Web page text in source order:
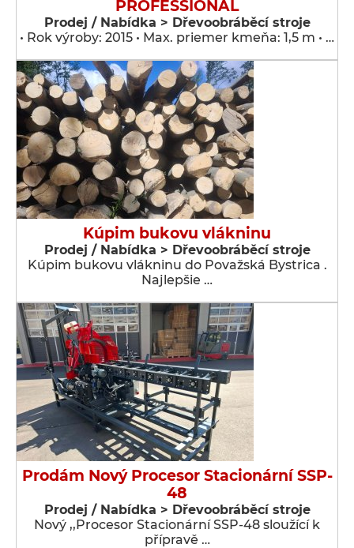
PROFESSIONAL
Prodej / Nabídka > Dřevoobráběcí stroje
• Rok výroby: 2015 • Max. priemer kmeňa: 1,5 m • …
Kúpim bukovu vlákninu
Prodej / Nabídka > Dřevoobráběcí stroje
Kúpim bukovu vlákninu do Považská Bystrica .
Najlepšie …
Prodám Nový Procesor Stacionární SSP-
48
Prodej / Nabídka > Dřevoobráběcí stroje
Nový ,,Procesor Stacionární SSP-48 sloužící k
přípravě …